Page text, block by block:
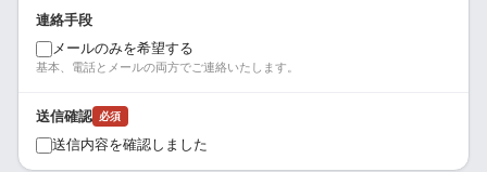
連絡手段
メールのみを希望する
基本、電話とメールの両方でご連絡いたします。
送信確認 必須
送信内容を確認しました